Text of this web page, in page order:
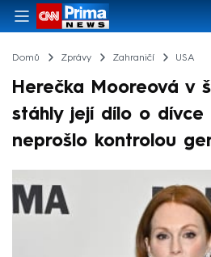
Domů Zprávy Zahraničí USA
Herečka Mooreová v
stáhly její dílo o dívce
neprošlo kontrolou